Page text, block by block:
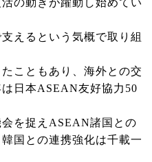
の動きが躍動し始めてい
えるという気概で取り組
こともあり、海外との交
日本ASEAN友好協力50
を捉えASEAN諸国との
国との連携強化は千載一